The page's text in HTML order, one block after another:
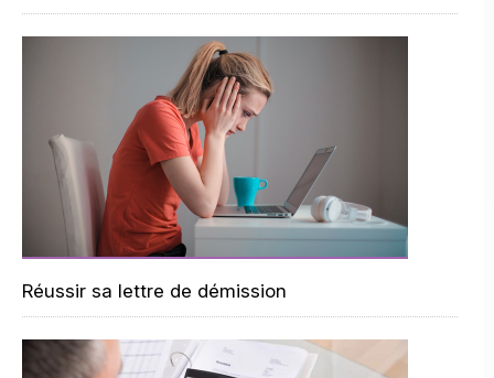
Réussir sa lettre de démission